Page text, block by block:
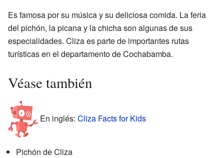
Es famosa por su música y su deliciosa comida. La feria
del pichón, la picana y la chicha son algunas de sus
especialidades. Cliza es parte de importantes rutas
turísticas en el departamento de Cochabamba.
Véase también
En inglés: Cliza Facts for Kids
Pichón de Cliza